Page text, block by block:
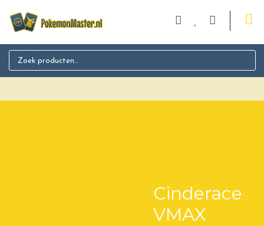
Search for:
Cinderace
VMAX